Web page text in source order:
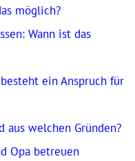
möglich?
Wann ist das
ein Anspruch für
aus welchen Gründen?
Opa betreuen